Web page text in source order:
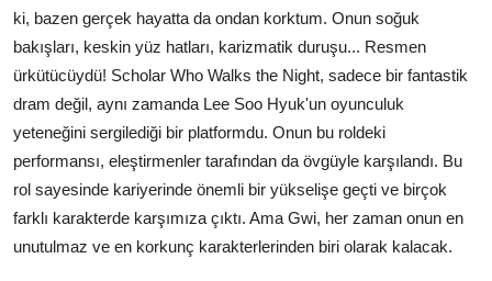
ki, bazen gerçek hayatta da ondan korktum. Onun soğuk
bakışları, keskin yüz hatları, karizmatik duruşu... Resmen
ürkütücüydü! Scholar Who Walks the Night, sadece bir fantastik
dram değil, aynı zamanda Lee Soo Hyuk'un oyunculuk
yeteneğini sergilediği bir platformdu. Onun bu roldeki
performansı, eleştirmenler tarafından da övgüyle karşılandı. Bu
rol sayesinde kariyerinde önemli bir yükselişe geçti ve birçok
farklı karakterde karşımıza çıktı. Ama Gwi, her zaman onun en
unutulmaz ve en korkunç karakterlerinden biri olarak kalacak.